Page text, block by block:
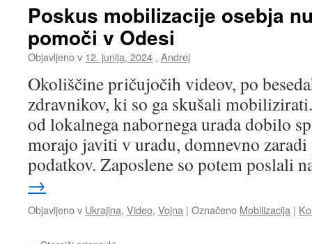
Poskus mobilizacije osebja
pomoči v Odesi
Objavljeno v 12. junija, 2024 , Andrej
Okoliščine pričujočih videov, po
zdravnikov, ki so ga skušali
od lokalnega nabornega urada dobilo
morajo javiti v uradu, domnevno
podatkov. Zaposlene so potem poslali
→
Objavljeno v Ukrajina, Video, Vojna | Označeno Mobilizacija |